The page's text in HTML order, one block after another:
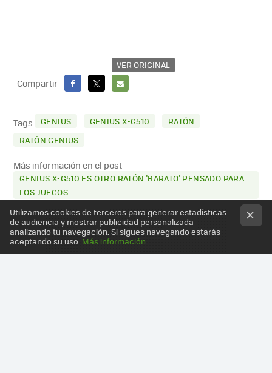
VER ORIGINAL
Compartir
FACEBOOK
X
E-
MAIL
Tags GENIUS GENIUS X-G510
RATÓN
RATÓN GENIUS
Más información en el post
GENIUS X-G510 ES OTRO RATÓN 'BARATO' PENSADO PARA
LOS JUEGOS
Utilizamos cookies de terceros para generar estadísticas
de audiencia y mostrar publicidad personalizada
analizando tu navegación. Si sigues navegando estarás
aceptando su uso. Más información